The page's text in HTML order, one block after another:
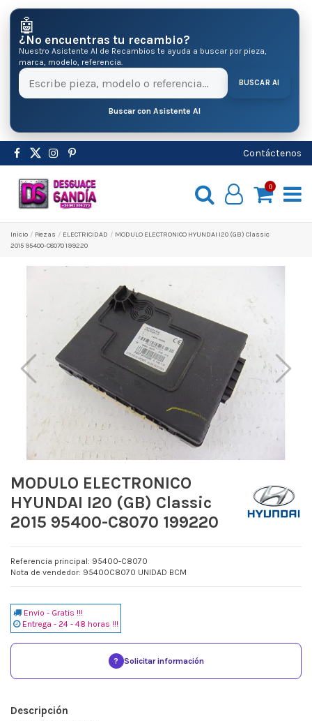
🤖
¿No encuentras tu recambio?
Nuestro Asistente AI de Recambios te ayuda a buscar por pieza,
marca, modelo, referencia.
BUSCAR AI
Buscar con Asistente AI
Contáctenos
0
Inicio Pіezas ELECTRICIDAD
MODULO ELECTRONICO HYUNDAI I20 (GB) Classic
2015 95400-C8070 199220
MODULO ELECTRONICO
HYUNDAI I20 (GB) Classic
2015 95400-C8070 199220
Referencia principal: 95400-C8070
Nota de vendedor: 95400C8070 UNIDAD BCM
Envio - Gratis !!!
Entrega - 24 - 48 horas !!!
? Solicitar información
Descripción